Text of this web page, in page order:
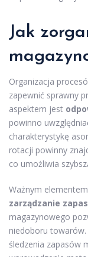
Jak
Organizacja
zapewnić sprawny
aspektem jest
powinno
charakterystykę
rotacji powinny
co umożliwia
Ważnym
zarządzanie
magazynowego
niedoboru
śledzenia zapasów